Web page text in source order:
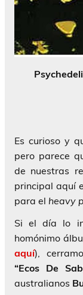
Es curioso y
pero parece
de nuestras
principal aquí
para el heavy
Si el día lo
homónimo
aquí),
“Ecos De
australianos